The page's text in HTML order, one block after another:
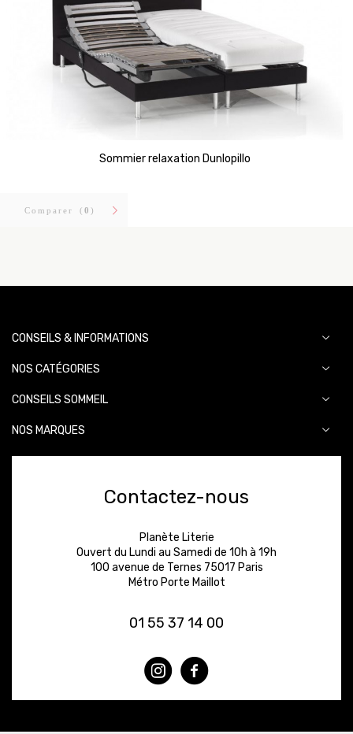
Sommier relaxation Dunlopillo
Comparer ( 0 )
CONSEILS & INFORMATIONS
NOS CATÉGORIES
CONSEILS SOMMEIL
NOS MARQUES
Contactez-nous
Planète Literie
Ouvert du Lundi au Samedi de 10h à 19h
100 avenue de Ternes 75017 Paris
Métro Porte Maillot
01 55 37 14 00